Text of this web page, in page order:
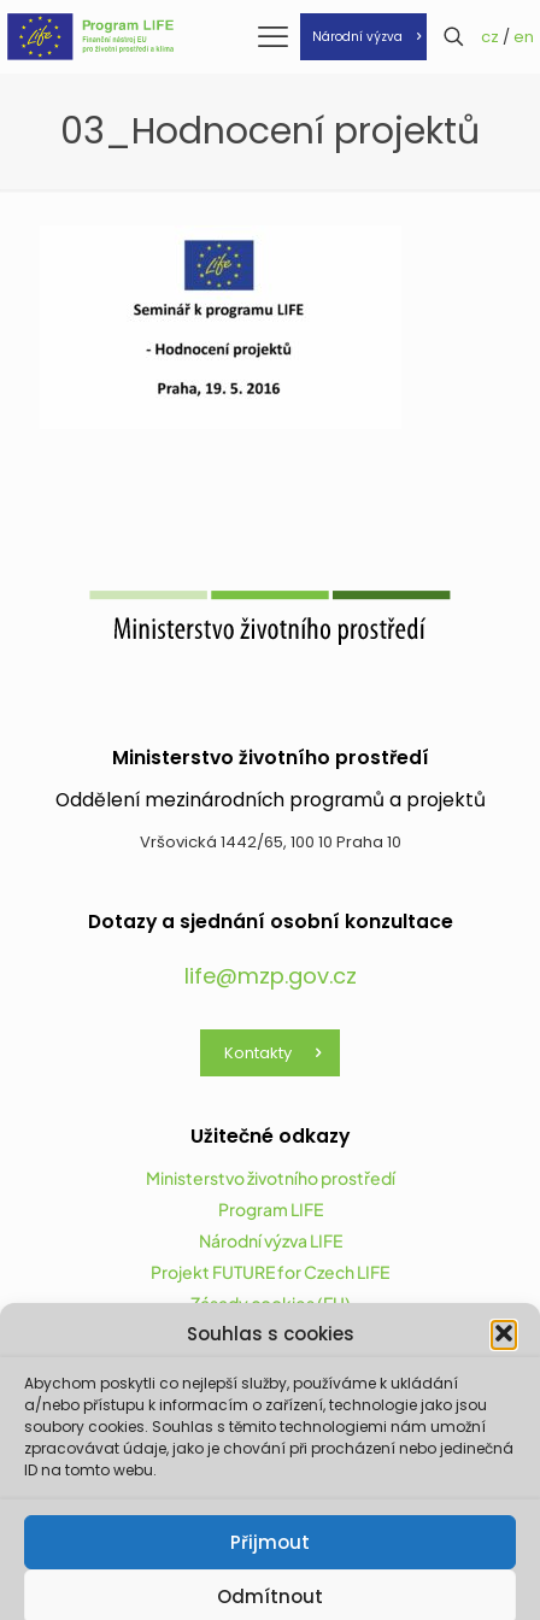
Souhlas s cookies
Abychom poskytli co nejlepší služby, používáme k ukládání
a/nebo přístupu k informacím o zařízení, technologie jako jsou
soubory cookies. Souhlas s těmito technologiemi nám umožní
zpracovávat údaje, jako je chování při procházení nebo jedinečná
ID na tomto webu.
Přijmout
Odmítnout
Národní výzva cz / en
03_Hodnocení projektů
Ministerstvo životního prostředí
Oddělení mezinárodních programů a projektů
Vršovická 1442/65, 100 10 Praha 10
Dotazy a sjednání osobní konzultace
life@mzp.gov.cz
Kontakty
Užitečné odkazy
Ministerstvo životního prostředí
Program LIFE
Národní výzva LIFE
Projekt FUTURE for Czech LIFE
Zásady cookies (EU)
Projekt FUTURE for Czech LIFE (LIFE21-CAP-CZ-LIFE
FOR CZECHIA) byl podpořen z finančního nástroje
Evropské unie LIFE.
Údaje a informace zveřejněné na těchto
Ministerstva životního prostředí a partnerů
projektu. Evropská komise není odpovědná za
jakékoliv použití informací zveřejněných na
těchto stránkách.